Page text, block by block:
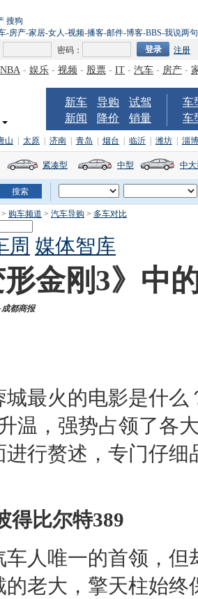
搜狗
-房产-家居-女人-视频-播客-邮件-博客-BBS-我说两句
密码： 注册
NBA - 娱乐 - 视频 - 股票 - IT - 汽车 - 房产 -
新车 导购
试驾
新闻
降价 销量
车
车
山 太原 济南 青岛 烟台 临沂 潍坊 淄博
紧凑型 中型 中
> 购车频道 > 汽车导购 > 多车对比
周 媒体智库
金刚3》中
都商报
火的电影是什么
温，强势占领了各
进行赘述，专门仔细
比尔特389
唯一的首领，但
的老大，擎天柱始